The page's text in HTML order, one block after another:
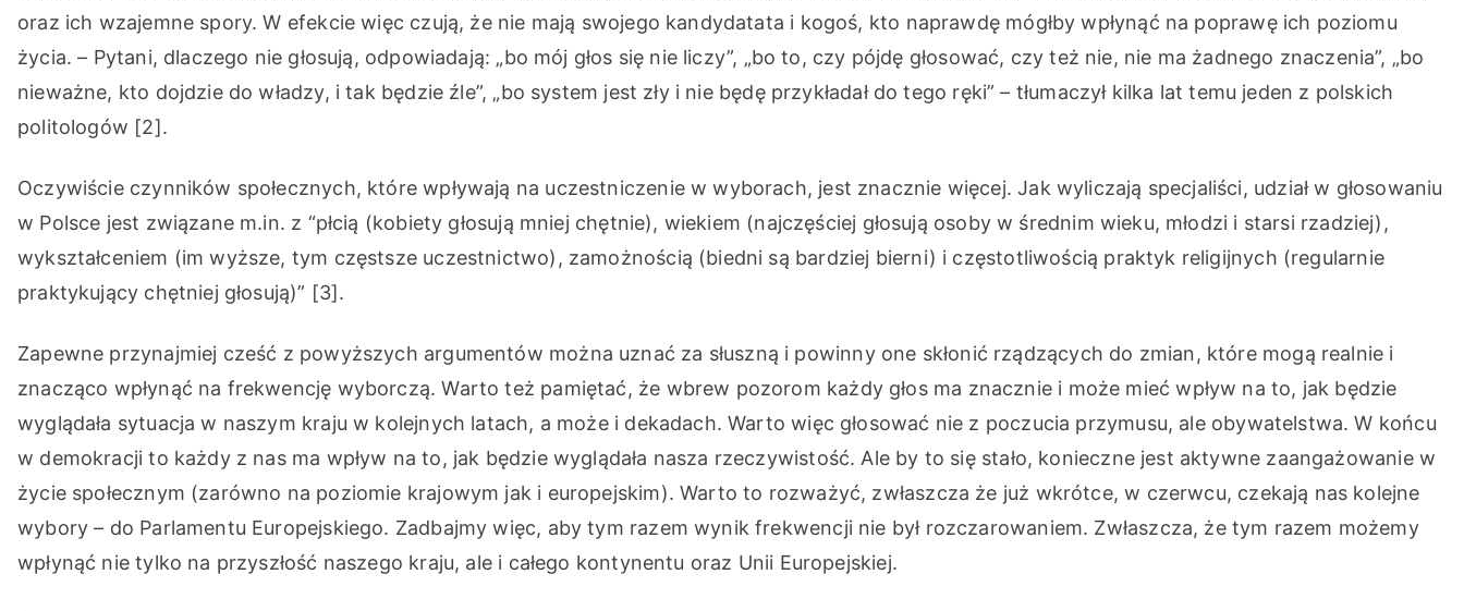
oraz ich wzajemne spory. W efekcie więc czują, że nie mają swojego kandydatata i kogoś, kto naprawdę mógłby wpłynąć na poprawę ich poziomu
życia. – Pytani, dlaczego nie głosują, odpowiadają: „bo mój głos się nie liczy”, „bo to, czy pójdę głosować, czy też nie, nie ma żadnego znaczenia”, „bo
nieważne, kto dojdzie do władzy, i tak będzie źle”, „bo system jest zły i nie będę przykładał do tego ręki” – tłumaczył kilka lat temu jeden z polskich
politologów [2].
Oczywiście czynników społecznych, które wpływają na uczestniczenie w wyborach, jest znacznie więcej. Jak wyliczają specjaliści, udział w głosowaniu
w Polsce jest związane m.in. z “płcią (kobiety głosują mniej chętnie), wiekiem (najczęściej głosują osoby w średnim wieku, młodzi i starsi rzadziej),
wykształceniem (im wyższe, tym częstsze uczestnictwo), zamożnością (biedni są bardziej bierni) i częstotliwością praktyk religijnych (regularnie
praktykujący chętniej głosują)” [3].
Zapewne przynajmiej cześć z powyższych argumentów można uznać za słuszną i powinny one skłonić rządzących do zmian, które mogą realnie i
znacząco wpłynąć na frekwencję wyborczą. Warto też pamiętać, że wbrew pozorom każdy głos ma znacznie i może mieć wpływ na to, jak będzie
wyglądała sytuacja w naszym kraju w kolejnych latach, a może i dekadach. Warto więc głosować nie z poczucia przymusu, ale obywatelstwa. W końcu
w demokracji to każdy z nas ma wpływ na to, jak będzie wyglądała nasza rzeczywistość. Ale by to się stało, konieczne jest aktywne zaangażowanie w
życie społecznym (zarówno na poziomie krajowym jak i europejskim). Warto to rozważyć, zwłaszcza że już wkrótce, w czerwcu, czekają nas kolejne
wybory – do Parlamentu Europejskiego. Zadbajmy więc, aby tym razem wynik frekwencji nie był rozczarowaniem. Zwłaszcza, że tym razem możemy
wpłynąć nie tylko na przyszłość naszego kraju, ale i całego kontynentu oraz Unii Europejskiej.